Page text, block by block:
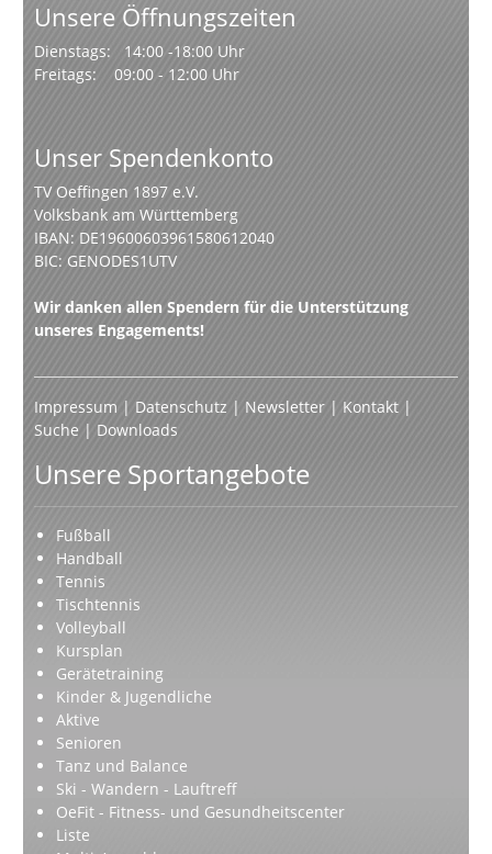
Unsere Öffnungszeiten
Dienstags: 14:00 -18:00 Uhr
Freitags: 09:00 - 12:00 Uhr
Unser Spendenkonto
TV Oeffingen 1897 e.V.
Volksbank am Württemberg
IBAN: DE19600603961580612040
BIC: GENODES1UTV
Wir danken allen Spendern für die Unterstützung
unseres Engagements!
Impressum | Datenschutz | Newsletter | Kontakt |
Suche | Downloads
Unsere Sportangebote
Fußball
Handball
Tennis
Tischtennis
Volleyball
Kursplan
Gerätetraining
Kinder & Jugendliche
Aktive
Senioren
Tanz und Balance
Ski - Wandern - Lauftreff
OeFit - Fitness- und Gesundheitscenter
Liste